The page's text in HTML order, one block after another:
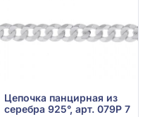
Цепочка панцирная из
серебра 925°, арт. 079Р 7